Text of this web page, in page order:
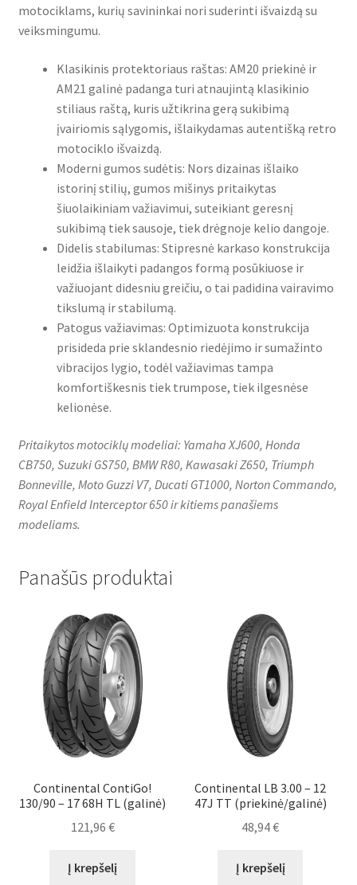
motociklams, kurių savininkai nori suderinti išvaizdą su
veiksmingumu.
Klasikinis protektoriaus raštas: AM20 priekinė ir
AM21 galinė padanga turi atnaujintą klasikinio
stiliaus raštą, kuris užtikrina gerą sukibimą
įvairiomis sąlygomis, išlaikydamas autentišką retro
motociklo išvaizdą.
Moderni gumos sudėtis: Nors dizainas išlaiko
istorinį stilių, gumos mišinys pritaikytas
šiuolaikiniam važiavimui, suteikiant geresnį
sukibimą tiek sausoje, tiek drėgnoje kelio dangoje.
Didelis stabilumas: Stipresnė karkaso konstrukcija
leidžia išlaikyti padangos formą posūkiuose ir
važiuojant didesniu greičiu, o tai padidina vairavimo
tikslumą ir stabilumą.
Patogus važiavimas: Optimizuota konstrukcija
prisideda prie sklandesnio riedėjimo ir sumažinto
vibracijos lygio, todėl važiavimas tampa
komfortiškesnis tiek trumpose, tiek ilgesnėse
kelionėse.
Pritaikytos motociklų modeliai: Yamaha XJ600, Honda
CB750, Suzuki GS750, BMW R80, Kawasaki Z650, Triumph
Bonneville, Moto Guzzi V7, Ducati GT1000, Norton Commando,
Royal Enfield Interceptor 650 ir kitiems panašiems
modeliams.
Panašūs produktai
Continental ContiGo!
130/90 – 17 68H TL (galinė)
121,96 €
Į krepšelį
Continental LB 3.00 – 12
47J TT (priekinė/galinė)
48,94€
Į krepšelį